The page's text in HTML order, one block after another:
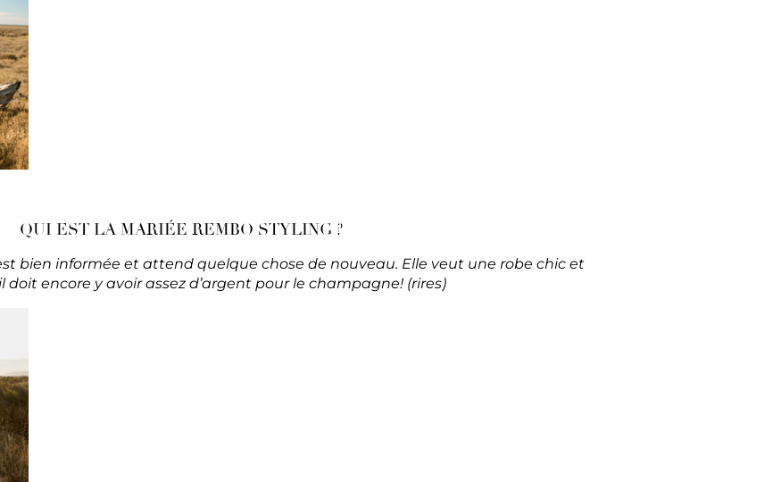
QUI EST LA MARIÉE REMBO STYLING ?
bien informée et attend quelque chose de nouveau. Elle veut une robe chic et
doit encore y avoir assez d’argent pour le champagne! (rires)